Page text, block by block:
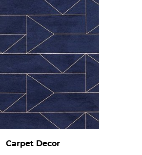
Мягкая мебель
Диваны
Аксессуары
Carpet Decor